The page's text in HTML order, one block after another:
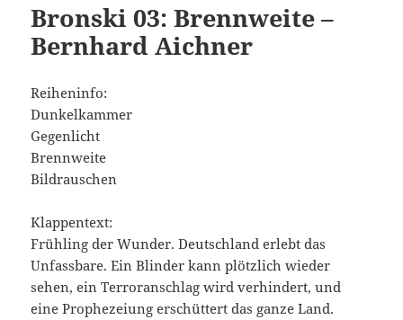
Bronski 03: Brennweite –
Bernhard Aichner
Reiheninfo:
Dunkelkammer
Gegenlicht
Brennweite
Bildrauschen
Klappentext:
Frühling der Wunder. Deutschland erlebt das
Unfassbare. Ein Blinder kann plötzlich wieder
sehen, ein Terroranschlag wird verhindert, und
eine Prophezeiung erschüttert das ganze Land.